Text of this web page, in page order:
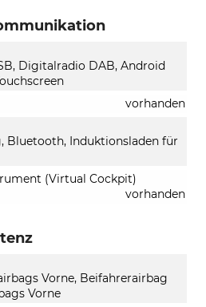
Digitalradio DAB, Android
vorhanden
Bluetooth, Induktionsladen für
(Virtual Cockpit)
vorhanden
Vorne, Beifahrerairbag
Vorne